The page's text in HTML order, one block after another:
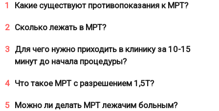
1 Какие существуют противопоказания к МРТ?
2 Сколько лежать в МРТ?
3 Для чего нужно приходить в клинику за 10-15
минут до начала процедуры?
4 Что такое МРТ с разрешением 1,5Т?
5 Mожно ли делать МРТ лежачим больным?